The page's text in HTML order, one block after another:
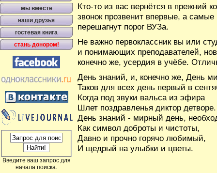
мы вместе
наши друзья
гостевая книга
стань донором!
Введите ваш запрос для
начала поиска.
Кто-то из вас вернётся в прежний
звонок прозвенит впервые, а
перешагнут порог ВУЗа.
Не важно первоклассник вы или
и понимающих преподавателей,
конечно же, усердия в учёбе.
День знаний, и, конечно же, День
Таков для всех день первый в
Когда под звуки вальса из эфира
Шлет поздравленья диктор детворе.
День знаний - мирный день,
Как символ доброты и чистоты,
Давно и прочно горячо любимый,
И щедрый на улыбки и цветы.